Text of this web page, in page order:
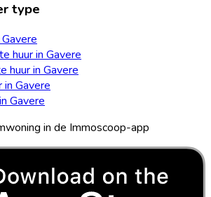
type
huur in Gavere
huur in Gavere
in Gavere
Gavere
in de Immoscoop-app